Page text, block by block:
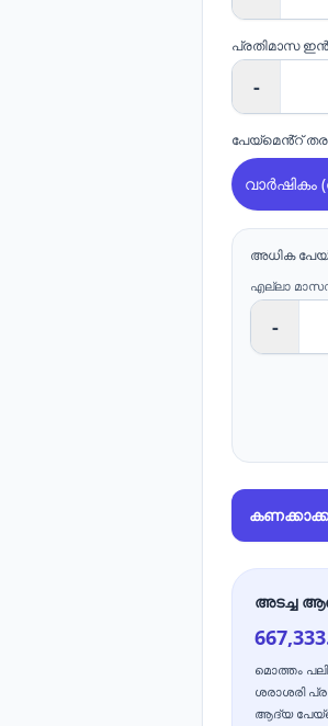
പ്രതിമാസ
-
പേയ്മെൻ്റ്
അധിക
എല്ലാ
-
അടച്ച
മൊത്തം
ശരാശരി
ആദ്യ